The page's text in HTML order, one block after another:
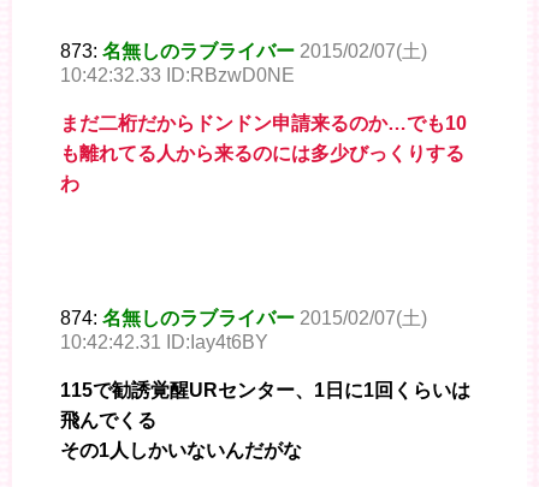
873: 名無しのラブライバー 2015/02/07(土)
10:42:32.33 ID:RBzwD0NE
まだ二桁だからドンドン申請来るのか…でも10
も離れてる人から来るのには多少びっくりする
わ
874: 名無しのラブライバー 2015/02/07(土)
10:42:42.31 ID:Iay4t6BY
115で勧誘覚醒URセンター、1日に1回くらいは
飛んでくる
その1人しかいないんだがな